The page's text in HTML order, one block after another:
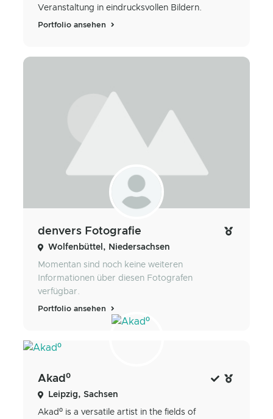
Veranstaltung in eindrucksvollen Bildern.
Portfolio ansehen
denvers Fotografie
Wolfenbüttel, Niedersachsen
Momentan sind noch keine weiteren
Informationen über diesen Fotografen
verfügbar.
Portfolio ansehen
Akad⁰
Leipzig, Sachsen
Akad⁰ is a versatile artist in the fields of